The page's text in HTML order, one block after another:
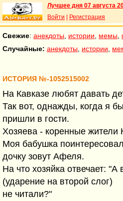
Лучшее дня 07 августа
Войти
Регистрация
Свежие: анекдоты истории мемы
Случайные: анекдоты истории
ИСТОРИЯ №-1052515002
На Кавказе любят давать
Так вот, однажды, когда я
пришли в гости.
Хозяева - коренные жители
Моя бабушка
дочку зовут Афеля.
На что хозяйка отвечает: "А
(ударение на второй слог)
не читали?"